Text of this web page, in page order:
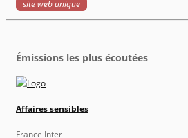
site web unique
Émissions les plus écoutées
Affaires sensibles
France Inter